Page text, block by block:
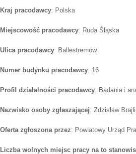
Kraj pracodawcy: Polska
Miejscowość pracodawcy: Ruda Śląska
Ulica pracodawcy: Ballestremów
Numer budynku pracodawcy: 16
Profil działalności pracodawcy: Badania i
Nazwisko osoby zgłaszającej: Zdzisław
Oferta zgłoszona przez: Powiatowy Urząd
Liczba wolnych miejsc pracy na to